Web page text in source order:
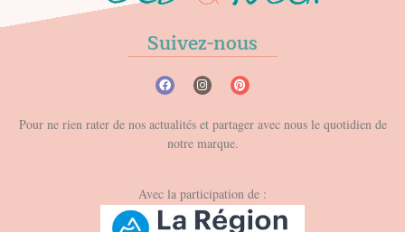
Suivez-nous
Pour ne rien rater de nos actualités et partager avec nous le quotidien de
notre marque.
Avec la participation de :